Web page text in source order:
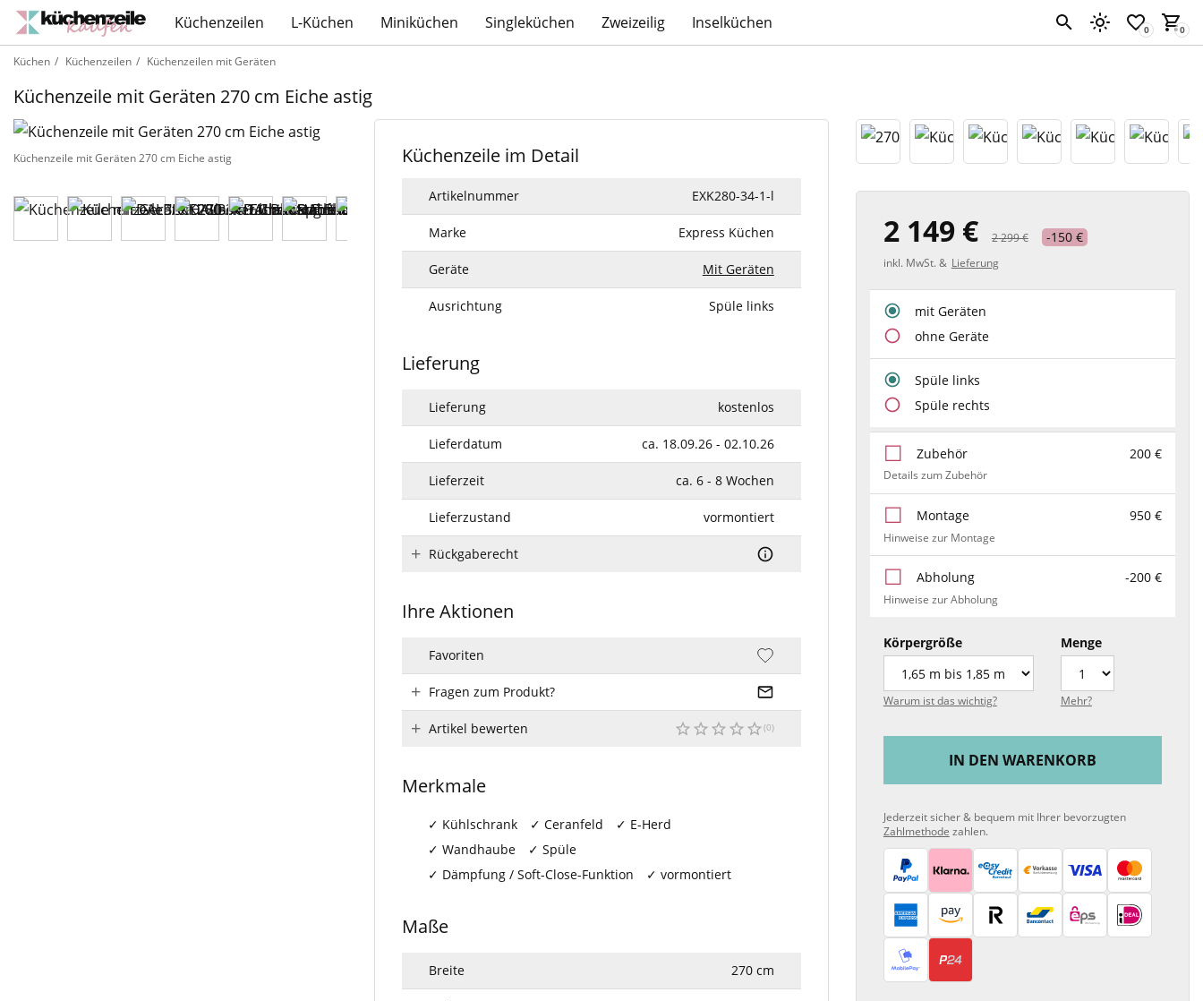
Küchenzeilen L-Küchen Miniküchen Singleküchen Zweizeilig Inselküchen
Küchen Küchenzeilen Küchenzeilen mit Geräten
Küchenzeile mit Geräten 270 cm Eiche astig
Küchenzeile mit Geräten 270 cm Eiche astig
2 149 € 2 299 € -150 €
inkl. MwSt. & Lieferung
mit Geräten
ohne Geräte
Spüle links
Spüle rechts
Zubehör 200 €
Details zum Zubehör
Montage 950 €
Hinweise zur Montage
Abholung -200 €
Hinweise zur Abholung
Körpergröße
Warum ist das wichtig?
Menge
Mehr?
IN DEN WARENKORB
Jederzeit sicher & bequem mit Ihrer bevorzugten
Zahlmethode zahlen.
Küchenzeile im Detail
Artikelnummer EXK280-34-1-l
Marke Express Küchen
Geräte Mit Geräten
Ausrichtung Spüle links
Lieferung
Lieferung kostenlos
Lieferdatum ca. 18.09.26 - 02.10.26
Lieferzeit ca. 6 - 8 Wochen
Lieferzustand vormontiert
Rückgaberecht
Ihre Aktionen
Favoriten
Fragen zum Produkt?
Artikel bewerten
Merkmale
Kühlschrank Ceranfeld
E-Herd
Wandhaube
Spüle
Dämpfung / Soft-Close-Funktion
vormontiert
Maße
Breite 270 cm